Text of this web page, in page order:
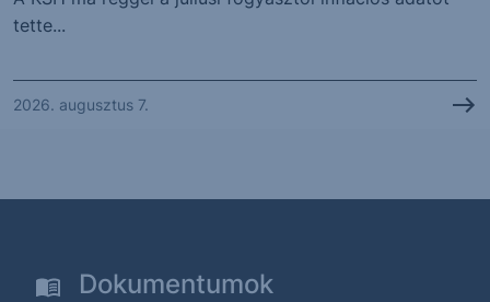
tette...
2026. augusztus 7.
Dokumentumok